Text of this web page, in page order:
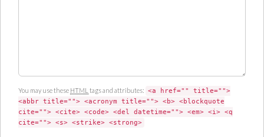
You may use these HTML tags and attributes: <a href="" title="">
<abbr title=""> <acronym title=""> <b> <blockquote
cite=""> <cite> <code> <del datetime=""> <em> <i> <q
cite=""> <s> <strike> <strong>